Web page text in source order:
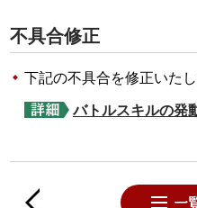
不具合修正
下記の不具合を修正いたし
バトルスキルの発